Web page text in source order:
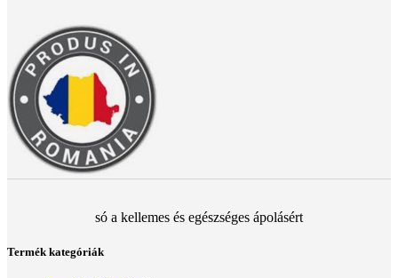
só a kellemes és egészséges ápolásért
Termék kategóriák